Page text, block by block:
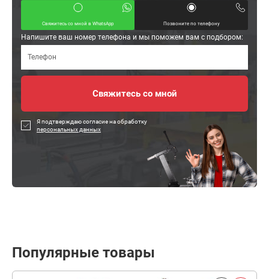
Свяжитесь со мной в WhatsApp Позвоните по телефону
Напишите ваш номер телефона и мы поможем вам с подбором:
Я подтверждаю согласие на обработку
персональных данных
Популярные товары